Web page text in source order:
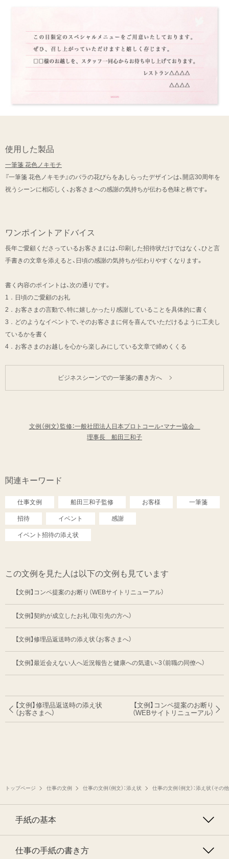
使用した製品
一筆箋 花色ノキモチ
『一筆箋 花色ノキモチ』のバラの花びらをあしらったデザインは、開店30周年を
祝うシーンに相応しく、お客さまへの感謝の気持ちが伝わる色味と柄です。
ワンポイントアドバイス
長年ご愛顧くださっているお客さまには、印刷した招待状だけではなく、ひと言
手書きの文章を添えると、日頃の感謝の気持ちが伝わりやすくなります。
書く内容のポイントは、次の通りです。
1．日頃のご愛顧のお礼
2．お客さまの言動で、特に嬉しかったり感謝していることを具体的に書く
3．どのようなイベントで、そのお客さまに何を喜んでいただけるように工夫し
ているかを書く
4．お客さまのお越しを心から楽しみにしている文章で締めくくる
ビジネスシーンでの一筆箋の書き方へ
文例（例文）監修：一般社団法人日本プロトコール・マナー協会
理事長 船田三和子
関連キーワード
仕事文例 船田三和子監修 お客様 一筆箋
招待 イベント 感謝
イベント招待の添え状
この文例を見た人は以下の文例も見ています
【文例】コンペ提案のお断り（WEBサイトリニューアル）
【文例】契約が成立したお礼（取引先の方へ）
【文例】修理品返送時の添え状（お客さまへ）
【文例】最近会えない人へ近況報告と健康への気遣い-3（前職の同僚へ）
【文例】修理品返送時の添え状
（お客さまへ）
【文例】コンペ提案のお断り
（WEBサイトリニューアル）
トップページ 仕事の文例 仕事の文例（例文）：添え状 仕事の文例（例文）：添え状（その他
手紙の基本
仕事の手紙の書き方